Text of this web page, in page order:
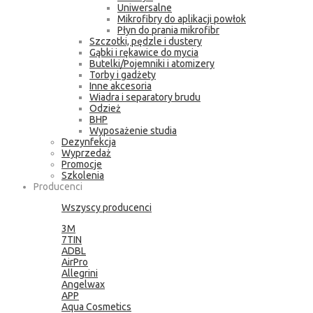
Uniwersalne
Mikrofibry do aplikacji powłok
Płyn do prania mikrofibr
Szczotki, pędzle i dustery
Gąbki i rękawice do mycia
Butelki/Pojemniki i atomizery
Torby i gadżety
Inne akcesoria
Wiadra i separatory brudu
Odzież
BHP
Wyposażenie studia
Dezynfekcja
Wyprzedaż
Promocje
Szkolenia
Producenci
Wszyscy producenci
3M
7TIN
ADBL
AirPro
Allegrini
Angelwax
APP
Aqua Cosmetics